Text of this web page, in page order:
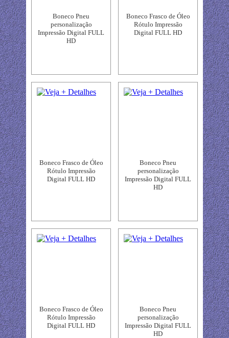
Boneco Pneu
personalização
Impressão Digital FULL
HD
Boneco Frasco de Óleo
Rótulo Impressão
Digital FULL HD
Boneco Frasco de Óleo
Rótulo Impressão
Digital FULL HD
Boneco Pneu
personalização
Impressão Digital FULL
HD
Boneco Frasco de Óleo
Rótulo Impressão
Digital FULL HD
Boneco Pneu
personalização
Impressão Digital FULL
HD